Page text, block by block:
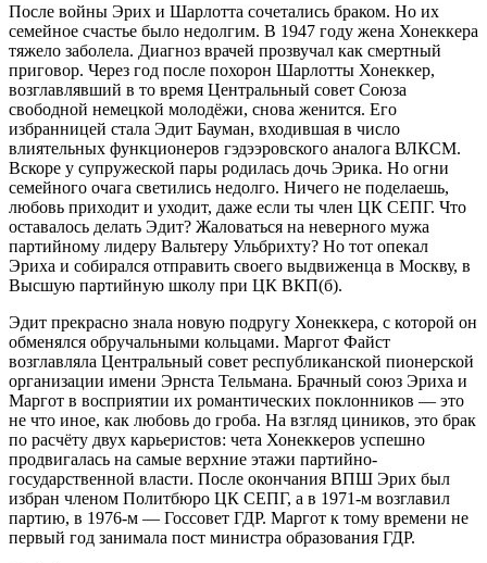
После войны Эрих и Шарлотта сочетались браком. Но их
семейное счастье было недолгим. В 1947 году жена Хонеккера
тяжело заболела. Диагноз врачей прозвучал как смертный
приговор. Через год после похорон Шарлотты Хонеккер,
возглавлявший в то время Центральный совет Союза
свободной немецкой молодёжи, снова женится. Его
избранницей стала Эдит Бауман, входившая в число
влиятельных функционеров гэдээровского аналога ВЛКСМ.
Вскоре у супружеской пары родилась дочь Эрика. Но огни
семейного очага светились недолго. Ничего не поделаешь,
любовь приходит и уходит, даже если ты член ЦК СЕПГ. Что
оставалось делать Эдит? Жаловаться на неверного мужа
партийному лидеру Вальтеру Ульбрихту? Но тот опекал
Эриха и собирался отправить своего выдвиженца в Москву, в
Высшую партийную школу при ЦК ВКП(б).
Эдит прекрасно знала новую подругу Хонеккера, с которой он
обменялся обручальными кольцами. Маргот Файст
возглавляла Центральный совет республиканской пионерской
организации имени Эрнста Тельмана. Брачный союз Эриха и
Маргот в восприятии их романтических поклонников — это
не что иное, как любовь до гроба. На взгляд циников, это брак
по расчёту двух карьеристов: чета Хонеккеров успешно
продвигалась на самые верхние этажи партийно-
государственной власти. После окончания ВПШ Эрих был
избран членом Политбюро ЦК СЕПГ, а в 1971-м возглавил
партию, в 1976-м — Госсовет ГДР. Маргот к тому времени не
первый год занимала пост министра образования ГДР.